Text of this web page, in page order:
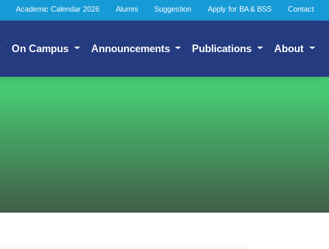
Academic Calendar 2026 Alumni Suggestion Apply for BA & BSS Contact
On Campus Announcements Publications About